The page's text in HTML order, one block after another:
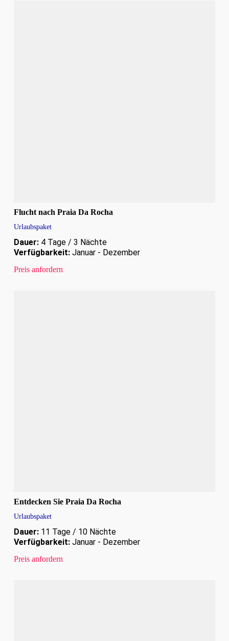
Flucht nach Praia Da Rocha
Urlaubspaket
Dauer:4 Tage / 3 Nächte
Verfügbarkeit:Januar - Dezember
Preis anfordern
Entdecken Sie Praia Da Rocha
Urlaubspaket
Dauer:11 Tage / 10 Nächte
Verfügbarkeit:Januar - Dezember
Preis anfordern